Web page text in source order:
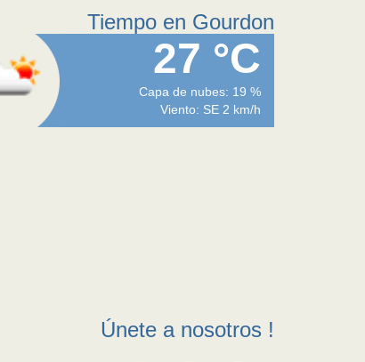
Tiempo en Gourdon
27 °C
Capa de nubes: 19 %
Viento: SE 2 km/h
Únete a nosotros !